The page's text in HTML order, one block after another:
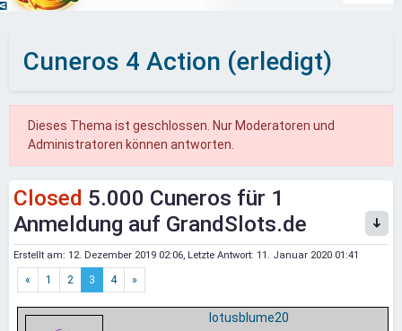
Cuneros 4 Action (erledigt)
Dieses Thema ist geschlossen. Nur Moderatoren und
Administratoren können antworten.
Closed 5.000 Cuneros für 1
Anmeldung auf GrandSlots.de
Erstellt am: 12. Dezember 2019 02:06, Letzte Antwort: 11. Januar 2020 01:41
« 1 2 3 4 »
lotusblume20